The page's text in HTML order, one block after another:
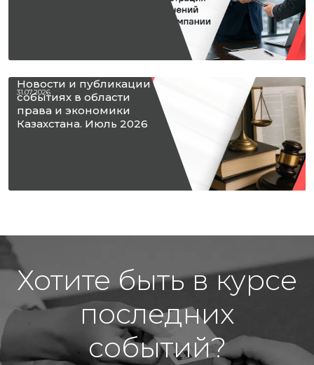
31.07.2026
Новости и публикации о
событиях в области
права и экономики
Казахстана. Июль 2026
Хотите быть в курсе
последних
событий?